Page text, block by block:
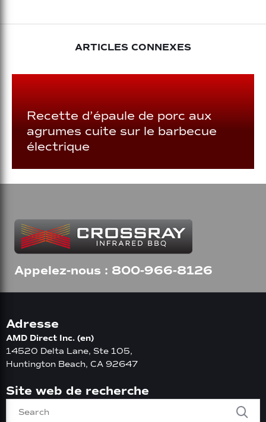
ARTICLES CONNEXES
Recette d’épaule de porc aux
agrumes cuite sur le barbecue
électrique
Appelez-nous : 800-966-8126
Adresse
AMD Direct Inc. (en)
14520 Delta Lane, Ste 105,
Huntington Beach, CA 92647
Site web de recherche